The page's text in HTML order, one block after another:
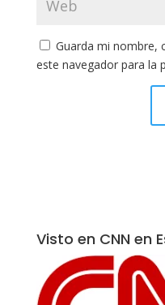
Guarda mi nombre,
este navegador para la
Visto en CNN en